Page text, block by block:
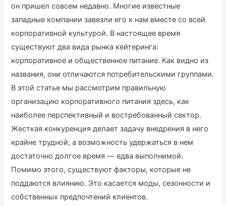
он пришел совсем недавно. Многие известные
западные компании завезли его к нам вместе со всей
корпоративной культурой. В настоящее время
существуют два вида рынка кейтеринга:
корпоративное и общественное питание. Как видно из
названия, они отличаются потребительскими группами.
В этой статье мы рассмотрим правильную
организацию корпоративного питания здесь, как
наиболее перспективный и востребованный сектор.
Жесткая конкуренция делает задачу внедрения в него
крайне трудной, а возможность удержаться в нем
достаточно долгое время — едва выполнимой.
Помимо этого, существуют факторы, которые не
поддаются влиянию. Это касается моды, сезонности и
собственных предпочтений клиентов.